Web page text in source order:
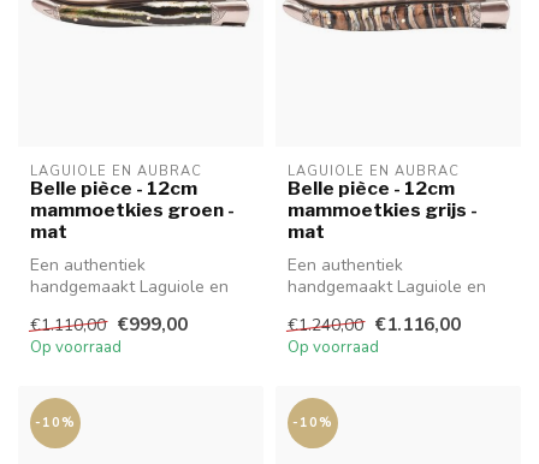
LAGUIOLE EN AUBRAC
Belle pièce - 12cm
mammoetkies groen -
mat
Een authentiek
handgemaakt Laguiole en
hoge kwaliteit...
€1.110,00 €999,00
Op voorraad
LAGUIOLE EN AUBRAC
Belle pièce - 12cm
mammoetkies grijs -
mat
Een authentiek
handgemaakt Laguiole en
hoge kwaliteit...
€1.240,00 €1.116,00
Op voorraad
-10% -10%